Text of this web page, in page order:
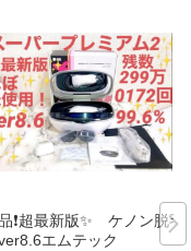
❗️超最新版✨ ケノン脱毛
エムテック